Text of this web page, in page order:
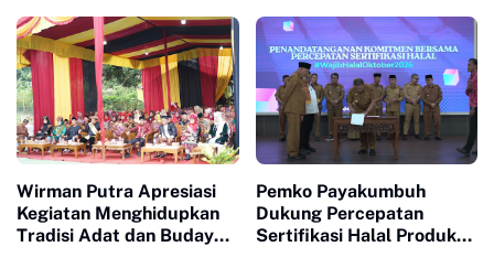
Wirman Putra Apresiasi
Kegiatan Menghidupkan
Tradisi Adat dan Budaya
Pemko Payakumbuh
Dukung Percepatan
Sertifikasi Halal Produk